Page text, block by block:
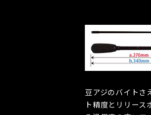
豆アジのバイトさ
ト精度とリリー